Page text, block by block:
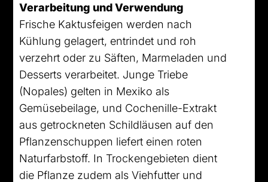
Verarbeitung und Verwendung
Frische Kaktusfeigen werden nach
Kühlung gelagert, entrindet und roh
verzehrt oder zu Säften, Marmeladen und
Desserts verarbeitet. Junge Triebe
(Nopales) gelten in Mexiko als
Gemüsebeilage, und Cochenille-Extrakt
aus getrockneten Schildläusen auf den
Pflanzenschuppen liefert einen roten
Naturfarbstoff. In Trockengebieten dient
die Pflanze zudem als Viehfutter und